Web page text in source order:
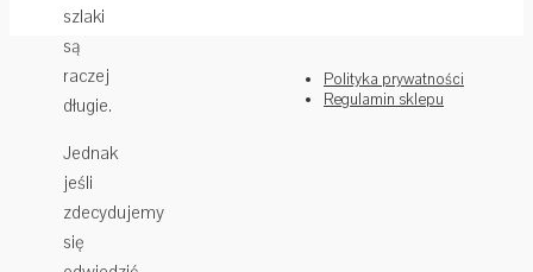
szlaki
są
raczej
długie.
Jednak
jeśli
zdecydujemy
się
Polityka prywatności
Regulamin sklepu